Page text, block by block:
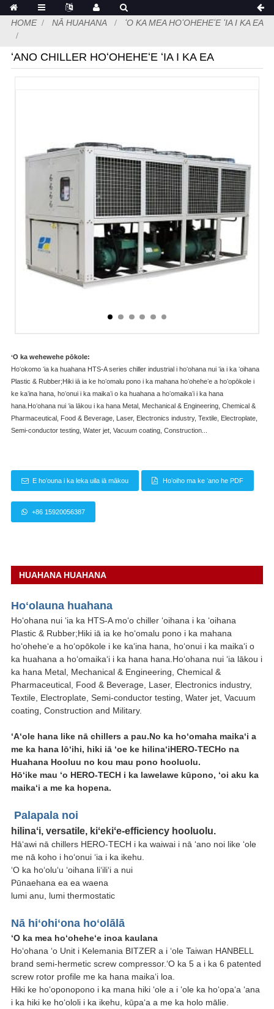
HOME NĀ HUAHANA ʻO KA MEA HOʻOHEHEʻE ʻIA I KA EA
ʻANO CHILLER HOʻOHEHEʻE ʻIA I KA EA
ʻO ka wehewehe pōkole:
Hoʻokomo ʻia ka huahana HTS-A series chiller industrial i hoʻohana nui ʻia i ka ʻoihana
Plastic & Rubber;Hiki iā ia ke hoʻomalu pono i ka mahana hoʻoheheʻe a hoʻopōkole i
ke kaʻina hana, hoʻonui i ka maikaʻi o ka huahana a hoʻomaikaʻi i ka hana
hana.Hoʻohana nui ʻia lākou i ka hana Metal, Mechanical & Engineering, Chemical &
Pharmaceutical, Food & Beverage, Laser, Electronics industry, Textile, Electroplate,
Semi-conductor testing, Water jet, Vacuum coating, Construction...
E hoʻouna i ka leka uila iā mākou Hoʻoiho ma ke ʻano he PDF
+86 15920056387
HUAHANA HUAHANA
Hoʻolauna huahana
Hoʻohana nui ʻia ka HTS-A moʻo chiller ʻoihana i ka ʻoihana
Plastic & Rubber;Hiki iā ia ke hoʻomalu pono i ka mahana
hoʻoheheʻe a hoʻopōkole i ke kaʻina hana, hoʻonui i ka maikaʻi o
ka huahana a hoʻomaikaʻi i ka hana hana.Hoʻohana nui ʻia lākou i
ka hana Metal, Mechanical & Engineering, Chemical &
Pharmaceutical, Food & Beverage, Laser, Electronics industry,
Textile, Electroplate, Semi-conductor testing, Water jet, Vacuum
coating, Construction and Military.
ʻAʻole hana like nā chillers a pau.No ka hoʻomaha maikaʻi a
me ka hana lōʻihi, hiki iā ʻoe ke hilinaʻiHERO-TECHo na
Huahana Hooluu no kou mau pono hooluolu.
Hōʻike mau ʻo HERO-TECH i ka lawelawe kūpono, ʻoi aku ka
maikaʻi a me ka hopena.
Palapala noi
hilinaʻi, versatile, kiʻekiʻe-efficiency hooluolu.
Hāʻawi nā chillers HERO-TECH i ka waiwai i nā ʻano noi like ʻole
me nā koho i hoʻonui ʻia i ka ikehu.
ʻO ka hoʻoluʻu ʻoihana liʻiliʻi a nui
Pūnaehana ea ea waena
lumi anu, lumi thermostatic
Nā hiʻohiʻona hoʻolālā
ʻO ka mea hoʻoheheʻe inoa kaulana
Hoʻohana ʻo Unit i Kelemania BITZER a i ʻole Taiwan HANBELL
brand semi-hermetic screw compressor.ʻO ka 5 a i ka 6 patented
screw rotor profile me ka hana maikaʻi loa.
Hiki ke hoʻoponopono i ka mana hiki ʻole a i ʻole ka hoʻopaʻa ʻana
i ka hiki ke hoʻololi i ka ikehu, kūpaʻa a me ka holo mālie.